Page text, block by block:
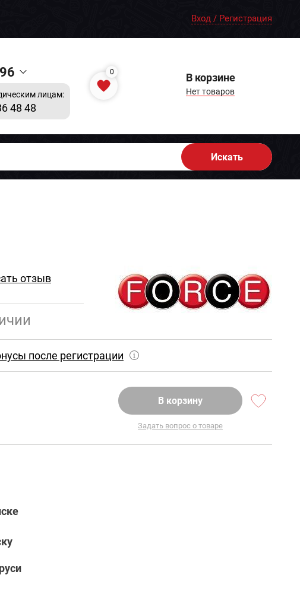
Вход / Регистрация
лицам:
48 48
0 В корзине
Нет товаров
Искать
отзыв
после регистрации
В корзину
Задать вопрос о товаре